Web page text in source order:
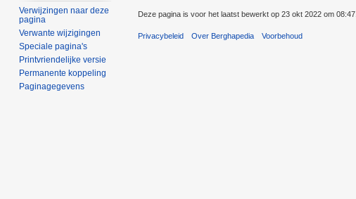
Verwijzingen naar deze
pagina
Verwante wijzigingen
Speciale pagina's
Printvriendelijke versie
Permanente koppeling
Paginagegevens
Deze pagina is voor het laatst bewerkt op 23 okt 2022 om 08:47.
Privacybeleid Over Berghapedia Voorbehoud